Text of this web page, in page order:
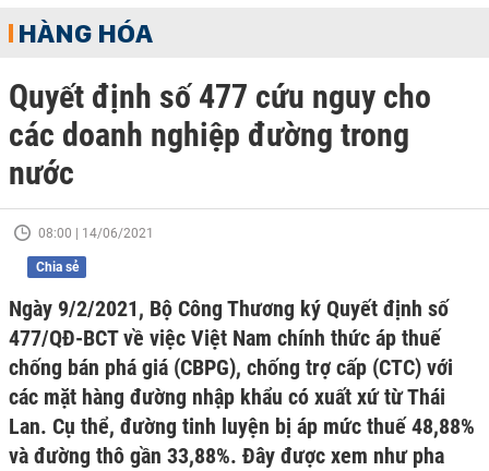
HÀNG HÓA
Quyết định số 477 cứu nguy cho
các doanh nghiệp đường trong
nước
08:00 | 14/06/2021
Chia sẻ
Ngày 9/2/2021, Bộ Công Thương ký Quyết định số
477/QĐ-BCT về việc Việt Nam chính thức áp thuế
chống bán phá giá (CBPG), chống trợ cấp (CTC) với
các mặt hàng đường nhập khẩu có xuất xứ từ Thái
Lan. Cụ thể, đường tinh luyện bị áp mức thuế 48,88%
và đường thô gần 33,88%. Đây được xem như pha